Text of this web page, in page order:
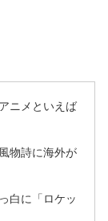
ニメといえば
物詩に海外が
白に「ロケッ